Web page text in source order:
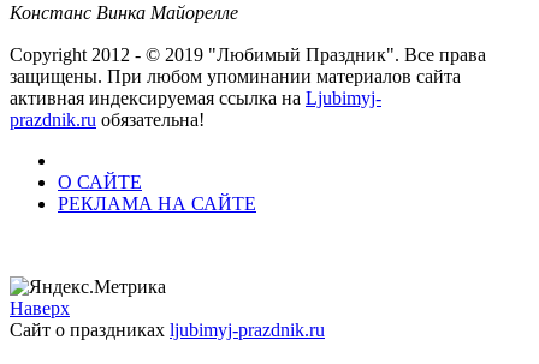
Констанс Винка Майорелле
Copyright 2012 - © 2019 "Любимый Праздник". Все права
защищены. При любом упоминании материалов сайта
активная индексируемая ссылка на Ljubimyj-
prazdnik.ru обязательна!
О САЙТЕ
РЕКЛАМА НА САЙТЕ
Наверх
Сайт о праздниках ljubimyj-prazdnik.ru